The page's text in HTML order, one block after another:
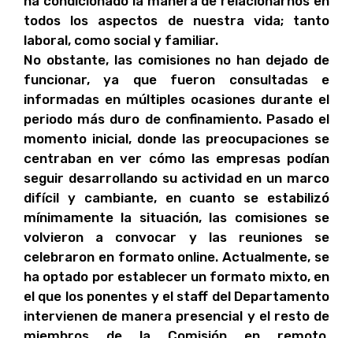
todos los aspectos de nuestra vida; tanto
laboral, como social y familiar.
No obstante, las comisiones no han dejado de
funcionar, ya que fueron consultadas e
informadas en múltiples ocasiones durante el
periodo más duro de confinamiento. Pasado el
momento inicial, donde las preocupaciones se
centraban en ver cómo las empresas podían
seguir desarrollando su actividad en un marco
difícil y cambiante, en cuanto se estabilizó
mínimamente la situación, las comisiones se
volvieron a convocar y las reuniones se
celebraron en formato online. Actualmente, se
ha optado por establecer un formato mixto, en
el que los ponentes y el staff del Departamento
intervienen de manera presencial y el resto de